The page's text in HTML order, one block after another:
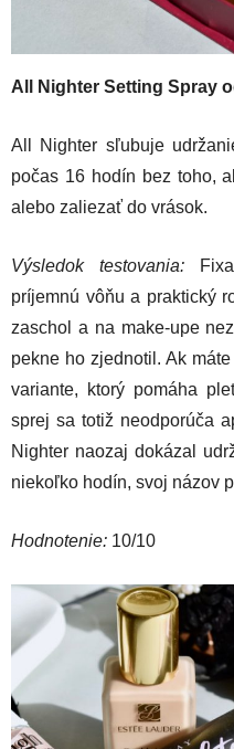
All Nighter Setting Spray
All Nighter sľubuje
počas 16 hodín bez toho,
alebo zaliezať do vrások.
Výsledok testovania:
príjemnú vôňu a praktický
zaschol a na make-upe
pekne ho zjednotil. Ak
variante, ktorý pomáha
sprej sa totiž neodporúča
Nighter naozaj dokázal
niekoľko hodín, svoj názov
Hodnotenie: 10/10